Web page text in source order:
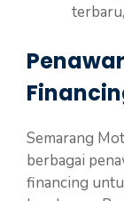
Semarang
berbagai
financing